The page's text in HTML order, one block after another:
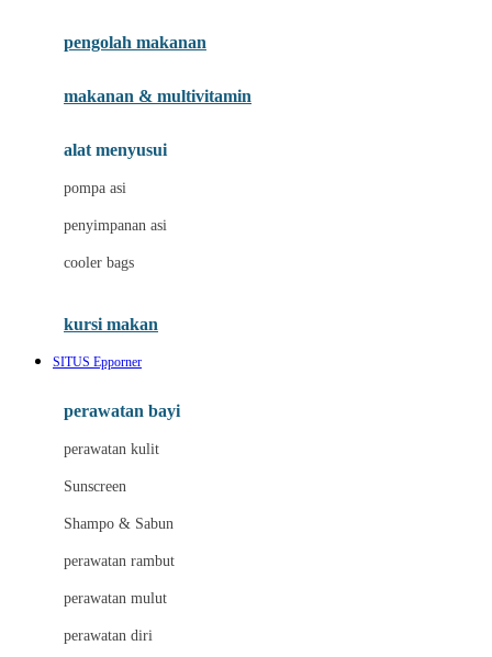
Joolz
Leclerc
Lee Vierra
Lillebaby
Little Bird Told Me
Little Miss Janis
London Taxi
Love To Dream
M
Magformers
pengolah makanan
makanan & multivitamin
alat menyusui
pompa asi
penyimpanan asi
cooler bags
kursi makan
SITUS Epporner
perawatan bayi
perawatan kulit
Sunscreen
Shampo & Sabun
perawatan rambut
perawatan mulut
perawatan diri